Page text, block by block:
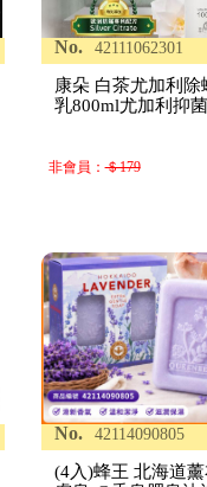
No. 42111062301
康朵 白茶尤加利除
乳800ml尤加利抑
非會員：＄179
No. 42114090805
(4入)蜂王 北海道